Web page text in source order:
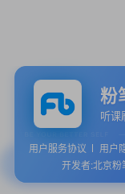
粉
听课
用户服务协议 用户
开发者:北京